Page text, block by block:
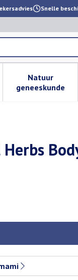
Snelle
en kinderen
voor Vitaliteit
Natuur
geneeskunde
Toon